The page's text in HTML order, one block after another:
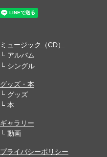
ミュージック（CD）
アルバム
シングル
グッズ・本
グッズ
本
ギャラリー
動画
プライバシーポリシー